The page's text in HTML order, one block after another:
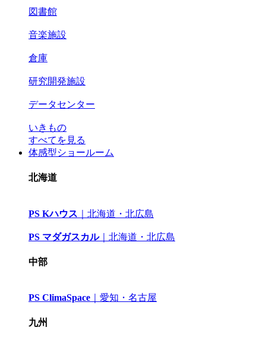
図書館
音楽施設
倉庫
研究開発施設
データセンター
いきもの
すべてを見る
体感型ショールーム
北海道
PS Kハウス 北海道・北広島
PS マダガスカル｜ 北海道・北広島
中部
PS ClimaSpace 愛知・名古屋
九州